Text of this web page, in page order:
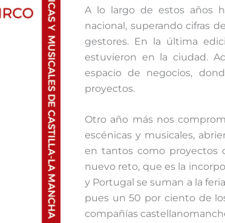
A lo largo de estos años
nacional, superando cifras
gestores. En la última
estuvieron en la ciudad.
espacio de negocios,
proyectos.
Otro año más nos
escénicas y musicales,
en tantos como proyectos
nuevo reto, que es la
y Portugal se suman a la
pues un 50 por ciento de
compañías